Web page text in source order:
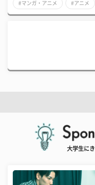
#マンガ・アニメ #アニメ
大学生に